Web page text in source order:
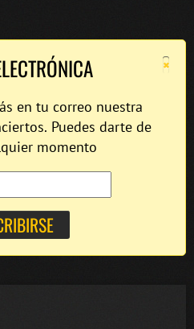
×
en tu correo nuestra
Puedes darte de
momento